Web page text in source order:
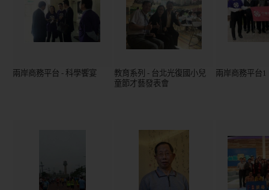
兩岸商務平台 - 科學饗宴
教育系列 - 台北光復國小兒
童節才藝發表會
兩岸商務平台1